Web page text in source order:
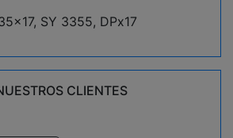
SY 3355, DPx17
CLIENTES